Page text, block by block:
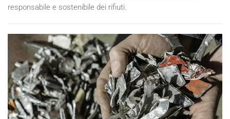
responsabile e sostenibile dei rifiuti.